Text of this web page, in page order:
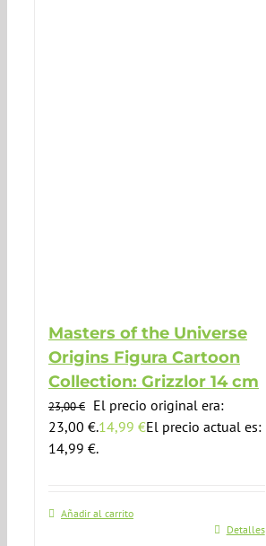
Masters of the Universe
Origins Figura Cartoon
Collection: Grizzlor 14 cm
23,00€ El precio original era:
23,00 €.14,99 €El precio actual es:
14,99 €.
Añadir al carrito
Detalles